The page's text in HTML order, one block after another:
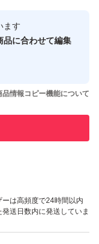
ーザーです
せた実績があります
があります
ーは高頻度で24時間以内
発送日数内に発送していま
ます
品に合わせて編集
品情報コピー機能について